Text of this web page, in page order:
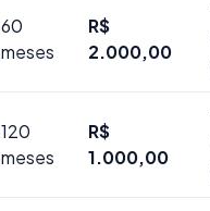
60
meses
R$
2.000,00
120
meses
R$
1.000,00